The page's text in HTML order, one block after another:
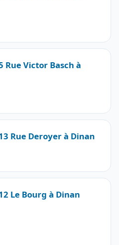
Victor Basch à
Rue Deroyer à Dinan
Le Bourg à Dinan